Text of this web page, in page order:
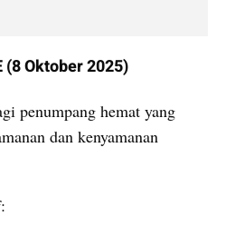
(8 Oktober 2025)
penumpang hemat yang
dan kenyamanan